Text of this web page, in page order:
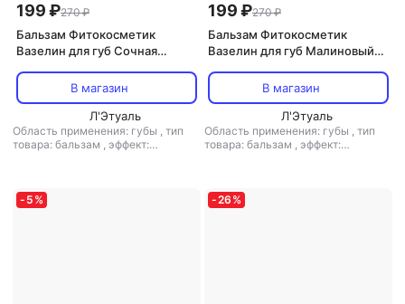
199 ₽270 ₽
Бальзам Фитокосметик
Вазелин для губ Сочная
В магазин
Л'Этуаль
Область применения: губы , тип
товара: бальзам , эффект:
199 ₽270 ₽
Бальзам Фитокосметик
Вазелин для губ Малиновый
В магазин
Л'Этуаль
Область применения: губы , тип
товара: бальзам , эффект:
- 5 % -26 %